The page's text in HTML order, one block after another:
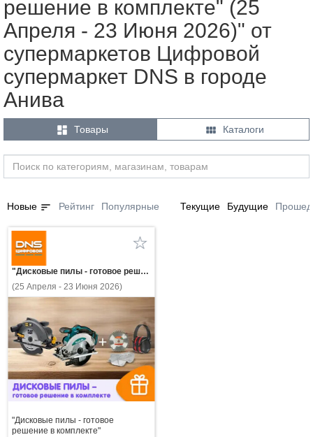
решение в комплекте" (25
Апреля - 23 Июня 2026)" от
супермаркетов Цифровой
супермаркет DNS в городе
Анива
 Товары  Каталоги
Новые sort Рейтинг Популярные Текущие Будущие
"Дисковые пилы - готовое решение в комплекте"
(25 Апреля - 23 Июня 2026)
"Дисковые пилы - готовое
решение в комплекте"